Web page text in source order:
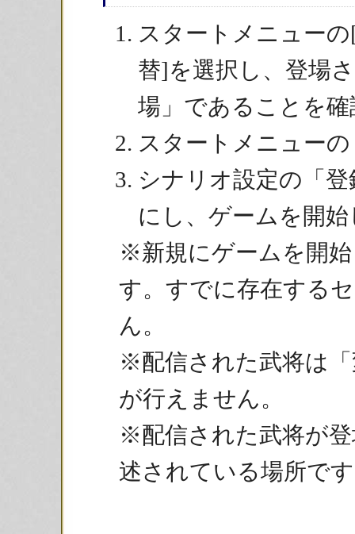
スタートメニュー
替]を選択し、登場
場」であることを
スタートメニュー
シナリオ設定の「
にし、ゲームを開
※新規にゲームを開
す。すでに存在する
ん。
※配信された武将は
が行えません。
※配信された武将が
述されている場所で